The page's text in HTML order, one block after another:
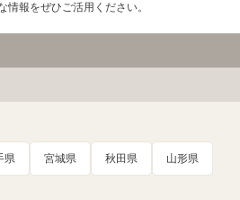
報をぜひご活用ください。
県 宮城県 秋田県 山形県